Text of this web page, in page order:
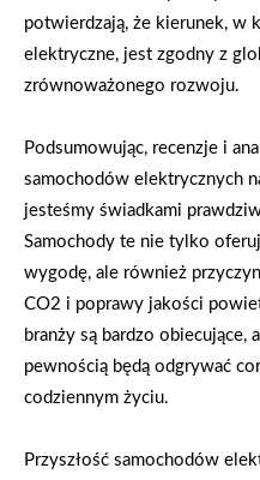
potwierdzają, że kierunek, w
elektryczne, jest zgodny z
zrównoważonego rozwoju.
Podsumowując, recenzje i
samochodów elektrycznych
jesteśmy świadkami
Samochody te nie tylko
wygodę, ale również
CO2 i poprawy jakości
branży są bardzo obiecujące,
pewnością będą odgrywać
codziennym życiu.
Przyszłość samochodów